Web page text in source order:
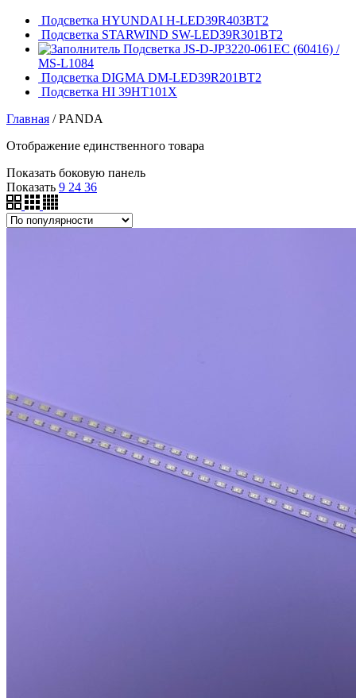
Подсветка HYUNDAI H-LED39R403BT2
Подсветка STARWIND SW-LED39R301BT2
Подсветка JS-D-JP3220-061EC (60416) /
MS-L1084
Подсветка DIGMA DM-LED39R201BT2
Подсветка HI 39HT101X
Главная /PANDA
Отображение единственного товара
Показать боковую панель
Показать 9 24 36